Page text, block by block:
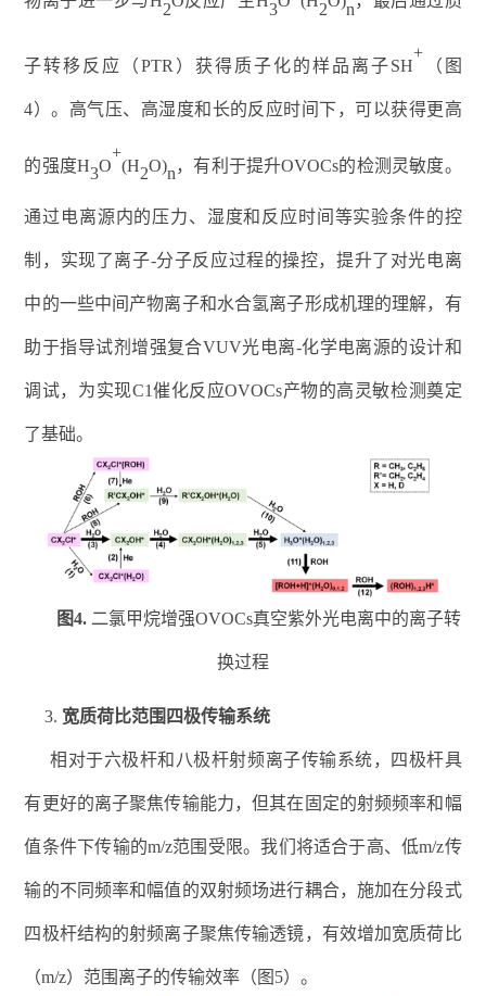
2 3 2 n
子转移反应（PTR ）获得质子化的样品离子SH
+
（ 图
4）。高气压、高湿度和长的反应时间下，可以获得更高
的强度H3O
+
(H2O)n，有利于提升OVOCs的检测灵敏度。
通过电离源内的压力、湿度和反应时间等实验条件的控
制，实现了离子-分子反应过程的操控，提升了对光电离
中的一些中间产物离子和水合氢离子形成机理的理解，有
助于指导试剂增强复合VUV光电离-化学电离源的设计和
调试，为实现C1催化反应OVOCs产物的高灵敏检测奠定
了基础。
图4. 二氯甲烷增强OVOCs真空紫外光电离中的离子转
换过程
3. 宽质荷比范围四极传输系统
相对于六极杆和八极杆射频离子传输系统，四极杆具
有更好的离子聚焦传输能力，但其在固定的射频频率和幅
值条件下传输的m/z范围受限。我们 将适合于高、低m/z传
输的不同频率和幅值的双射频场进行耦合，施加在分段式
四极杆结构的射频离子聚焦传输透镜， 有效增加宽质荷比
（m/z）范围离子的传输效率 （ 图 5）。